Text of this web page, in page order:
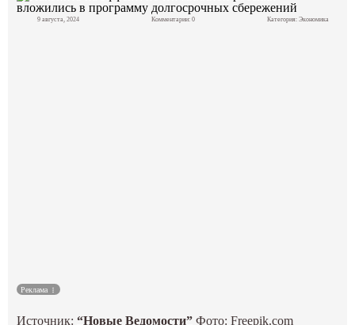
9 августа, 2024 Комментарии: 0 Категория: Экономика
Реклама
Источник:“Новые Ведомости” Фото: Freepik.com